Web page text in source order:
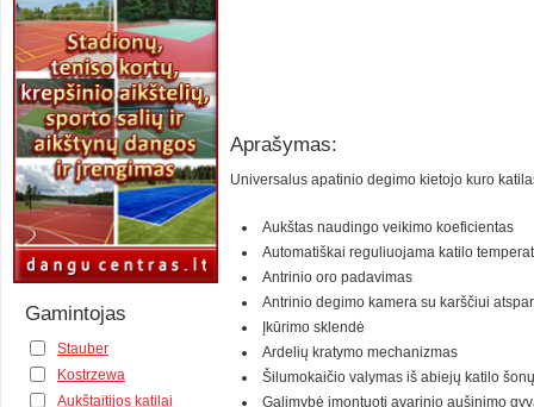
Gamintojas
Stauber
Kostrzewa
Aukštaitijos katilai
Aprašymas:
Universalus apatinio degimo kietojo kuro
Aukštas naudingo veikimo koeficientas
Automatiškai reguliuojama katilo
Antrinio oro padavimas
Antrinio degimo kamera su karščiui
Įkūrimo sklendė
Ardelių kratymo mechanizmas
Šilumokaičio valymas iš abiejų katilo šonų
Galimybė įmontuoti avarinio aušinimo